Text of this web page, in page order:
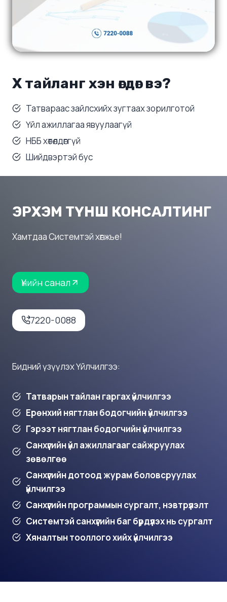
Х тайланг хэн өгдөг вэ?
Татвараас зайлсхийх зугтаах зорилготой
Үйл ажиллагаа явуулаагүй
НББ хөтөлдөггүй
Шийдвэртэй бус
ЭРХЭМ ТҮНШ КОНСАЛТИНГ
Хамтдаа Системтэй хөгжье!
Үнийн санал
7220-0088
Бидний үзүүлэх Үйлчилгээ:
Татварын тайлан гаргах үйлчилгээ
Ерөнхий нягтлан бодогчийн үйлчилгээ
Гэрээт нягтлан бодогчийн үйлчилгээ
Санхүүгийн үйл ажиллагааг сайжруулах
зөвөлгөө
Санхүүгийн дотоод журам боловсруулах
үйлчилгээ
Санхүүгийн программын сургалт, нэвтрүүлэлт
Системтэй санхүүгийн баг бүрдүүлэх нь сургалт
Хяналтын тооллого хийх үйлчилгээ